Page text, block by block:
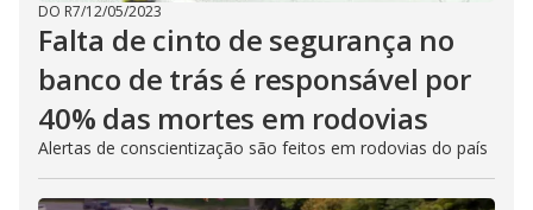
DO R7/12/05/2023
Falta de cinto de segurança no
banco de trás é responsável por
40% das mortes em rodovias
Alertas de conscientização são feitos em rodovias do país